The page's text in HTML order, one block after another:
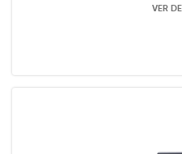
VER